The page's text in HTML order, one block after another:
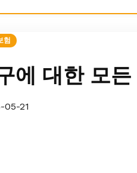
험
에 대한 모든
05-21